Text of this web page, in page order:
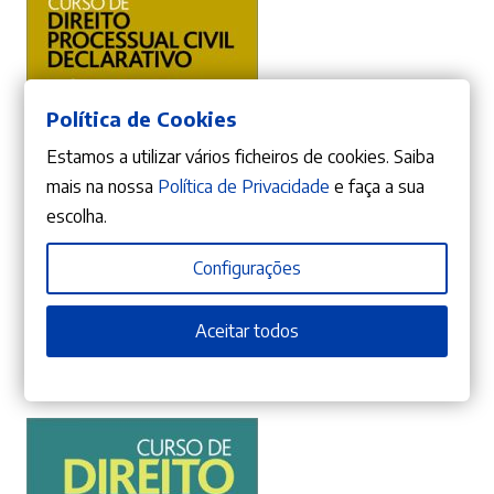
preço
era:
46,90 €.
preço
é:
42,21 €.
Curso de Direito Processual Civil Declarativo
Política de Cookies
Estamos a utilizar vários ficheiros de cookies. Saiba
mais na nossa Política de Privacidade e faça a sua
escolha.
Configurações
Aceitar todos